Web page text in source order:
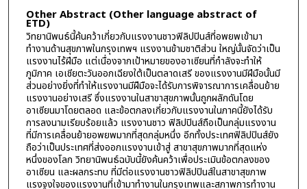
Other Abstract (Other language abstract of
ETD)
วิทยานิพนธ์นี้ค้นคว้าเกี่ยวกับแรงงานชาวฟิลิปปินส์ที่อพยพเข้ามา
ทำงานด้านสุขภาพในกรุงเทพฯ แรงงานข้ามชาติส่วน ใหญ่นั้นจัดว่าเป็น
แรงงานไร้ฝีมือ แต่เนื่องจากเป้าหมายของอาเซียนที่กำลังจะทำให้
ภูมิภาค เอเชียตะวันออกเฉียงใต้เป็นตลาดเสรี ของแรงงานมีฝีมือนั้นมี
ส่วนอย่างยิ่งที่ทำให้แรงงานมีฝืมือจะได้รับการพิจารณาการเคลื่อนย้าย
แรงงานอย่างเสรี ซึ่งแรงงานในสาขาสุขภาพนั้นถูกผลักดันโดย
อาเซียนมาโดยตลอด และข้อตกลงเกี่ยวกับแรงงานในภาคนี้ยังได้รับ
การลงนามเรียบร้อยแล้ว แรงงานชาว ฟิลิปปินส์ถือเป็นกลุ่มแรงงาน
ที่มีการเคลื่อนย้ายอพยพมากที่สุดกลุ่มหนึ่ง อีกทั้งประเทศฟิลิปปินส์ยัง
ถือว่าเป็นประเทศที่ส่งออกแรงงานเข้าสู่ สาขาสุขภาพมากที่สุดแห่ง
หนึ่งของโลก วิทยานิพนธ์ฉบับนี้ยังค้นคว้าเพื่อประเมินข้อตกลงของ
อาเซียน และผลกระทบ ที่มีต่อแรงงานชาวฟิลิปปินส์ในสาขาสุขภาพ
แรงจูงใจของแรงงานที่เข้ามาทำงานในกรุงเทพและสภาพการทำงาน